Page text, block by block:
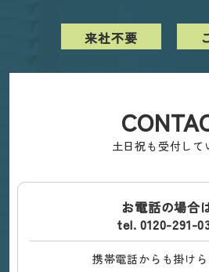
来社不要
土日祝も受付して
お電話の場合
tel. 0120-291-
携帯電話からも掛け